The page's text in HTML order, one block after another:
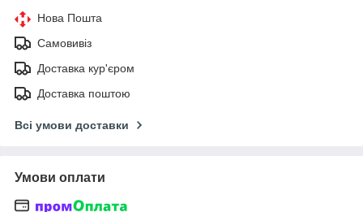
Нова Пошта
Самовивіз
Доставка кур'єром
Доставка поштою
Всі умови доставки
Умови оплати